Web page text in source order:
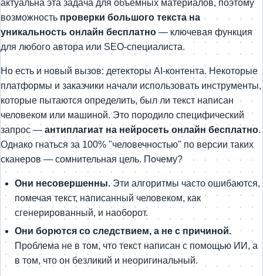
актуальна эта задача для объёмных материалов, поэтому
возможность проверки большого текста на
уникальность онлайн бесплатно— ключевая функция
для любого автора или SEO-специалиста.
Но есть и новый вызов: детекторы AI-контента. Некоторые
платформы и заказчики начали использовать инструменты,
которые пытаются определить, был ли текст написан
человеком или машиной. Это породило специфический
запрос — антиплагиат на нейросеть онлайн бесплатно.
Однако гнаться за 100% "человечностью" по версии таких
сканеров — сомнительная цель. Почему?
Они несовершенны.Эти алгоритмы часто ошибаются,
помечая текст, написанный человеком, как
сгенерированный, и наоборот.
Они борются со следствием, а не с причиной.
Проблема не в том, что текст написан с помощью ИИ, а
в том, что он безликий и неоригинальный.